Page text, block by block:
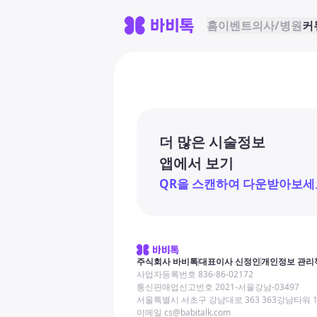
홈이벤트의사/병원커
더 많은 시술정보
앱에서 보기
QR을 스캔하여 다운받아보세
주식회사 바비톡대표이사 신정인개인정보 관리
사업자등록번호 836-86-02172
통신판매업신고번호 2021-서울강남-03497
서울특별시 서초구 강남대로 363 363강남타워
이메일 cs@babitalk.com